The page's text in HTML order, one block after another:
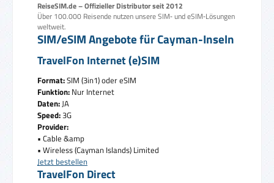
ReiseSIM.de – Offizieller Distributor seit 2012
Über 100.000 Reisende nutzen unsere SIM‑ und eSIM‑Lösungen
weltweit.
SIM/eSIM Angebote für Cayman-Inseln
TravelFon Internet (e)SIM
Format:SIM (3in1) oder eSIM
Funktion: Nur Internet
Daten: JA
Speed:3G
Provider:
• Cable &amp
• Wireless (Cayman Islands) Limited
Jetzt bestellen
TravelFon Direct